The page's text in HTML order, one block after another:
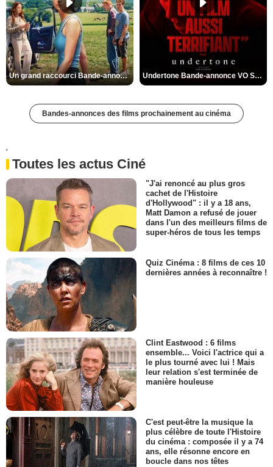
Un grand raccourci Bande-annonce VF Undertone Bande-annonce VO STFR
Bandes-annonces des films prochainement au cinéma
'
Toutes les actus Ciné
"J'ai renoncé au plus gros
cachet de l'Histoire
d'Hollywood" : il y a 18 ans,
Matt Damon a refusé de jouer
dans l'un des meilleurs films de
super-héros de tous les temps
Quiz Cinéma : 8 films de ces 10
dernières années à reconnaître !
Clint Eastwood : 6 films
ensemble... Voici l'actrice qui a
le plus tourné avec lui ! Mais
leur relation s'est terminée de
manière houleuse
C'est peut-être la musique la
plus célèbre de toute l'Histoire
du cinéma : composée il y a 74
ans, elle résonne encore en
boucle dans nos têtes